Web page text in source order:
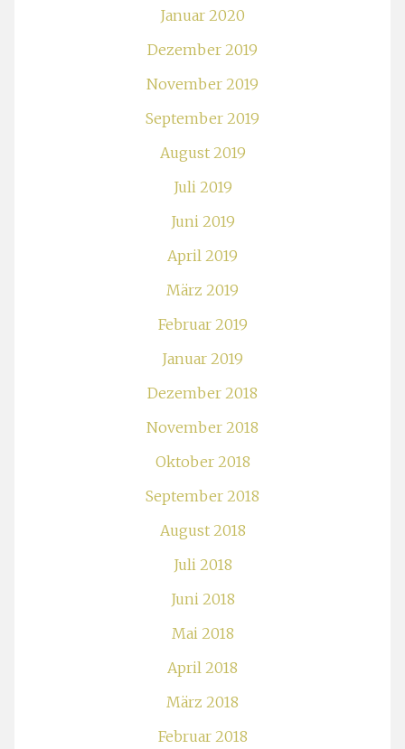
Januar 2020
Dezember 2019
November 2019
September 2019
August 2019
Juli 2019
Juni 2019
April 2019
März 2019
Februar 2019
Januar 2019
Dezember 2018
November 2018
Oktober 2018
September 2018
August 2018
Juli 2018
Juni 2018
Mai 2018
April 2018
März 2018
Februar 2018